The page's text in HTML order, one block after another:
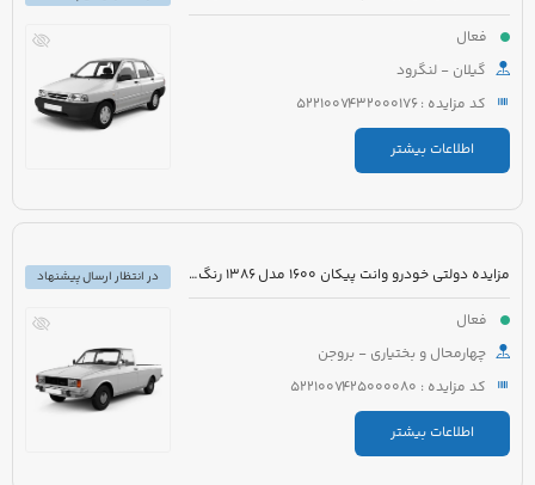
فعال
گیلان - لنگرود
کد مزایده : 5221007432000176
اطلاعات بیشتر
مزایده دولتی خودرو وانت پیکان 1600 مدل 1386 رنگ سفید روغنی
فعال
چهارمحال و بختیاری - بروجن
کد مزایده : 5221007425000080
اطلاعات بیشتر
در انتظار ارسال پیشنهاد